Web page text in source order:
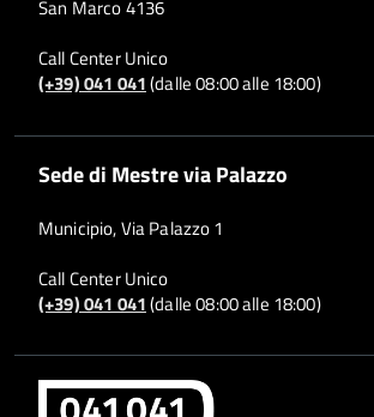
San Marco 4136
Call Center Unico
(+39) 041 041(dalle 08:00 alle 18:00)
Sede di Mestre via Palazzo
Municipio, Via Palazzo 1
Call Center Unico
(+39) 041 041(dalle 08:00 alle 18:00)